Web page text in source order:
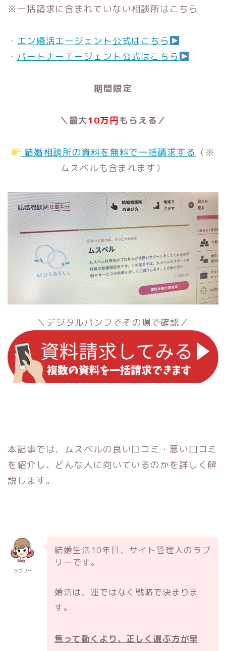
※一括請求に含まれていない相談所はこちら
・ エン婚活エージェント公式はこちら
・ パートナーエージェント公式はこちら
期間限定
＼最大10万円もらえる／
結婚相談所の資料を無料で一括請求する （※
ムスベルも含まれます）
＼デジタルパンフでその場で確認／
本記事では、ムスベルの良い口コミ・悪い口コミ
を紹介し、どんな人に向いているのかを詳しく解
説します。
ラブリー
結婚生活10年目、サイト管理人のラブ
リーです。
婚活は、運ではなく戦略で決まりま
す。
焦って動くより、正しく選ぶ方が早